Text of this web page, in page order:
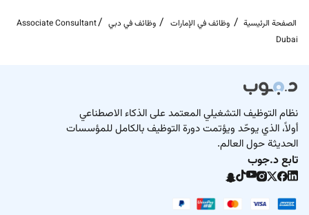
الصفحة الرئيسية وظائف في الإمارات وظائف في دبي
Associate Consultant
Dubai
نظام التوظيف التشغيلي المعتمد على الذكاء الاصطناعي
أولاً، الذي يوحّد ويؤتمت دورة التوظيف بالكامل للمؤسسات
الحديثة حول العالم.
تابع د.جوب